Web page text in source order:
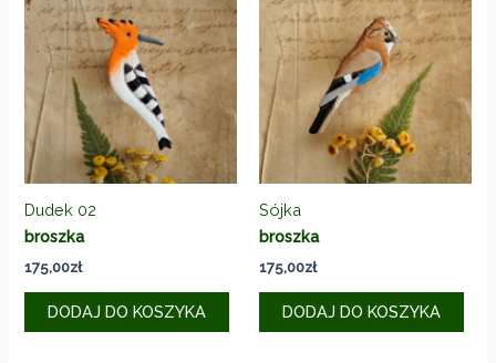
Dudek 02
broszka
175,00zł
DODAJ DO KOSZYKA
Sójka
broszka
175,00zł
DODAJ DO KOSZYKA